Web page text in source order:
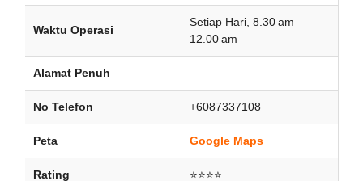
Waktu Operasi
Setiap Hari, 8.30 am–
12.00 am
Alamat Penuh
No Telefon +6087337108
Peta Google Maps
Rating ⭐⭐⭐⭐